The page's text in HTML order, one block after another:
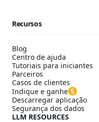
Recursos
Blog
Centro de ajuda
Tutoriais para iniciantes
Parceiros
Casos de clientes
Indique e ganhe
Descarregar aplicação
Segurança dos dados
LLM RESOURCES